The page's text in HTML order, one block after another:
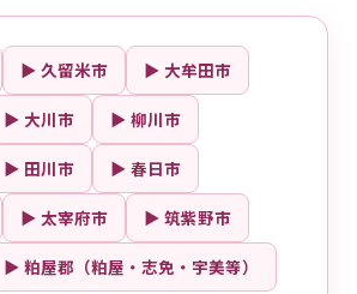
▶ 久留米市 ▶ 大牟田市
▶ 大川市 ▶ 柳川市
▶ 田川市 ▶ 春日市
▶ 太宰府市 ▶ 筑紫野市
▶ 粕屋郡（粕屋・志免・宇美等）